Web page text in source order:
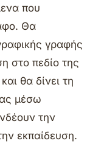
που
Θα
γραφής
στο πεδίο της
θα δίνει τη
μέσω
την
εκπαίδευση.